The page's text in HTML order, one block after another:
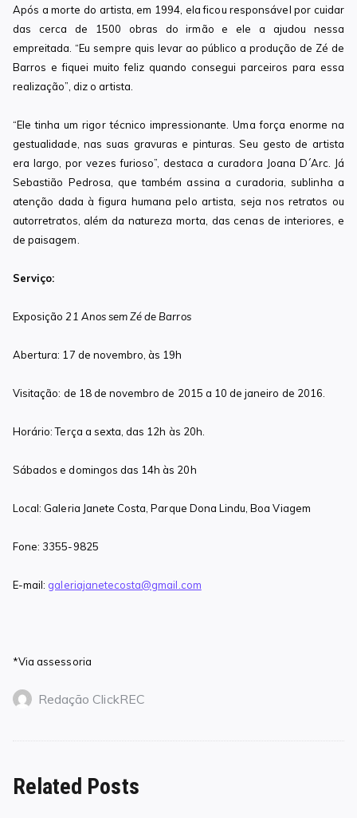
Após a morte do artista, em 1994, ela ficou responsável por cuidar
das cerca de 1500 obras do irmão e ele a ajudou nessa
empreitada. “Eu sempre quis levar ao público a produção de Zé de
Barros e fiquei muito feliz quando consegui parceiros para essa
realização”, diz o artista.
“Ele tinha um rigor técnico impressionante. Uma força enorme na
gestualidade, nas suas gravuras e pinturas. Seu gesto de artista
era largo, por vezes furioso”, destaca a curadora Joana D´Arc. Já
Sebastião Pedrosa, que também assina a curadoria, sublinha a
atenção dada à figura humana pelo artista, seja nos retratos ou
autorretratos, além da natureza morta, das cenas de interiores, e
de paisagem.
Serviço:
Exposição 21 Anos sem Zé de Barros
Abertura: 17 de novembro, às 19h
Visitação: de 18 de novembro de 2015 a 10 de janeiro de 2016.
Horário: Terça a sexta, das 12h às 20h.
Sábados e domingos das 14h às 20h
Local: Galeria Janete Costa, Parque Dona Lindu, Boa Viagem
Fone: 3355-9825
E-mail: galeriajanetecosta@gmail.com
*Via assessoria
Redação ClickREC
Related Posts